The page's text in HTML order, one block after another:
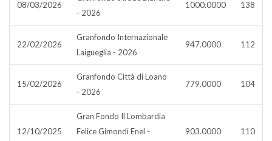
08/03/2026
- 2026
1000.0000 138
22/02/2026
Granfondo Internazionale
Laigueglia - 2026
947.0000 112
15/02/2026
Granfondo Città di Loano
- 2026
779.0000 104
12/10/2025
Gran Fondo Il Lombardia
Felice Gimondi Enel -
903.0000 110